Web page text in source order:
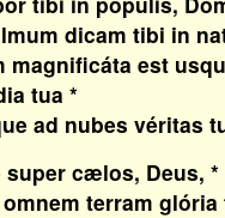
dicam tibi in
magnificáta est
tua *
ad nubes véritas
cælos, Deus, *
terram glória